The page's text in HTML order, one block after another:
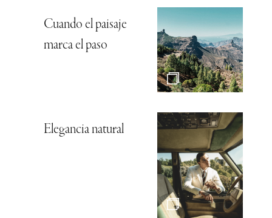
Cuando el paisaje
marca el paso
Elegancia natural